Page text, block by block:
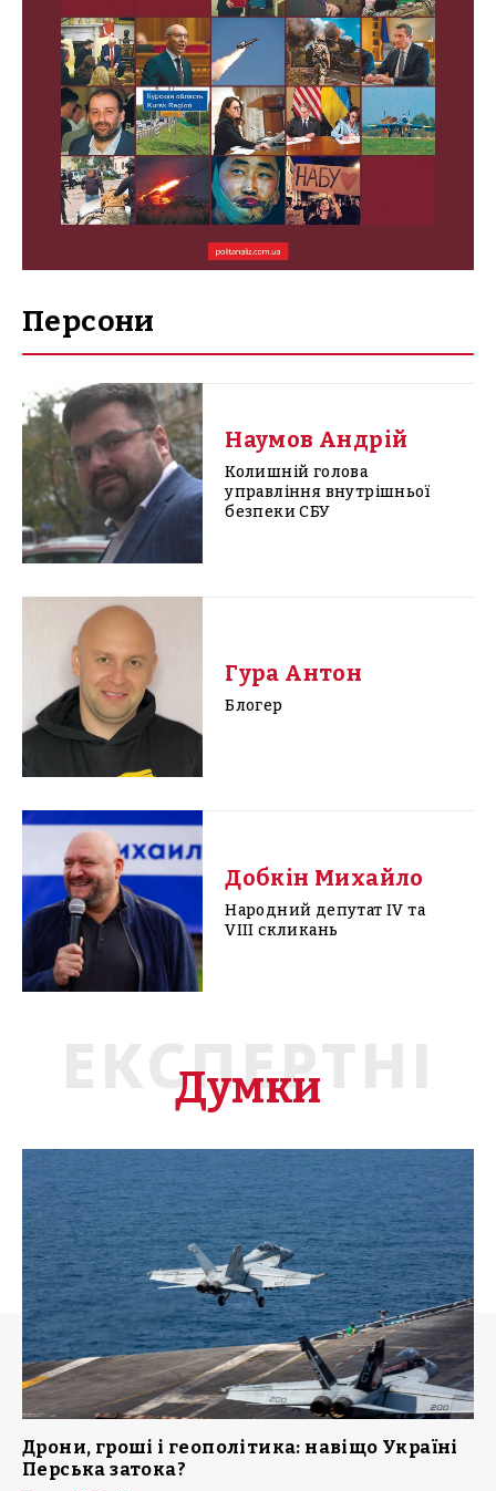
Персони
Наумов Андрій
Колишній голова
управління внутрішньої
безпеки СБУ
Гура Антон
Блогер
Добкін Михайло
Народний депутат IV та
VIII скликань
ЕКСПЕРТНІ
Думки
Дрони, гроші і геополітика: навіщо Україні
Перська затока?